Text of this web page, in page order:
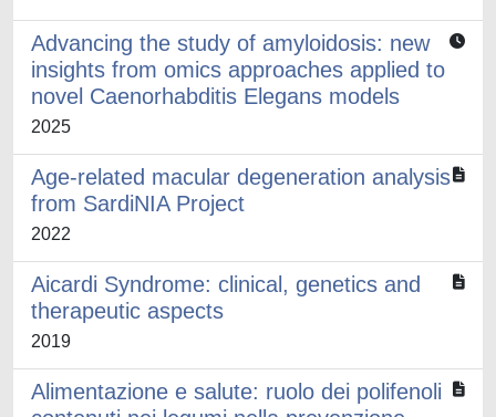
Advancing the study of amyloidosis: new
insights from omics approaches applied to
novel Caenorhabditis Elegans models
2025
Age-related macular degeneration analysis
from SardiNIA Project
2022
Aicardi Syndrome: clinical, genetics and
therapeutic aspects
2019
Alimentazione e salute: ruolo dei polifenoli